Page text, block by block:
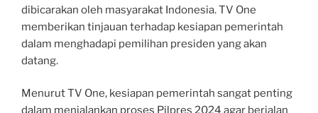
dibicarakan oleh masyarakat Indonesia. TV One
memberikan tinjauan terhadap kesiapan pemerintah
dalam menghadapi pemilihan presiden yang akan
datang.
Menurut TV One, kesiapan pemerintah sangat penting
dalam menjalankan proses Pilpres 2024 agar berjalan